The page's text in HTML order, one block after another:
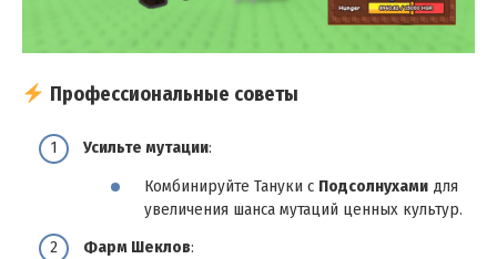
Профессиональные советы
Усильте мутации:
Комбинируйте Тануки с Подсолнухами для
увеличения шанса мутаций ценных культур.
Фарм Шеклов: